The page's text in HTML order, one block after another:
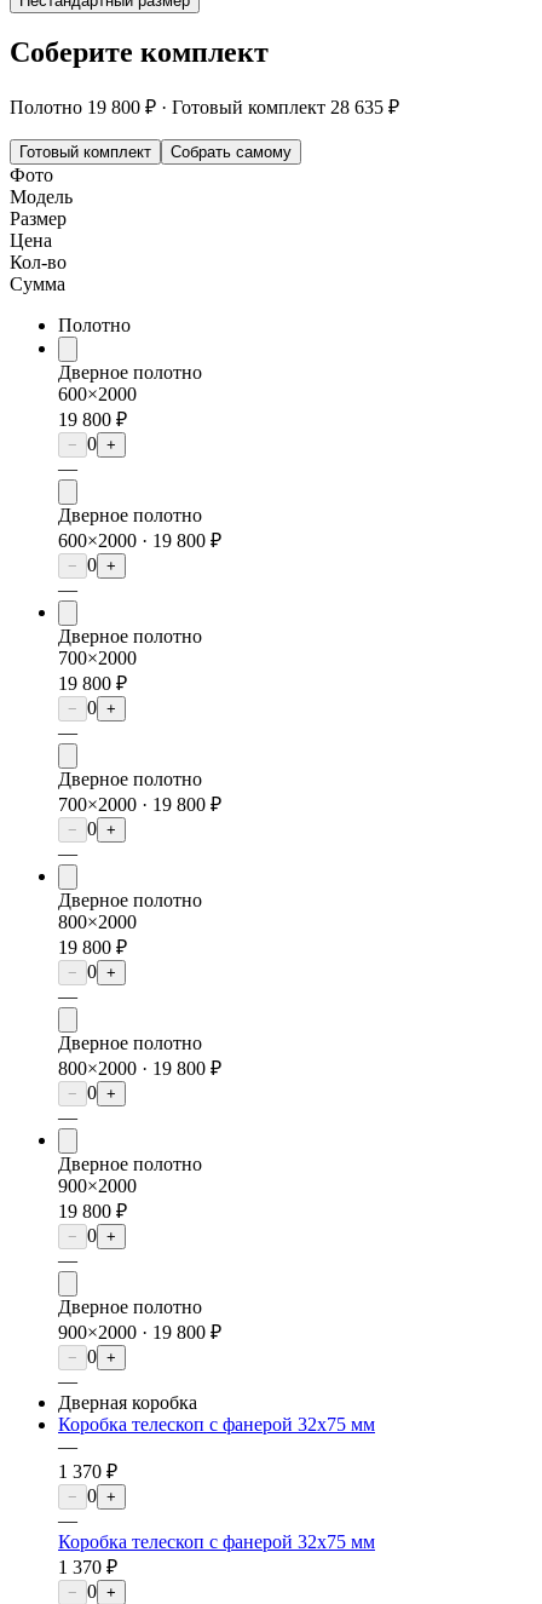
Соберите комплект
Полотно 19 800 ₽ · Готовый комплект 28 635 ₽
Готовый комплект Собрать самому
Фото
Модель
Размер
Цена
Кол-во
Сумма
Полотно
Дверное полотно
600×2000
19 800 ₽
− 0 +
—
Дверное полотно
600×2000 · 19 800 ₽
− 0 +
—
Дверное полотно
700×2000
19 800 ₽
− 0 +
—
Дверное полотно
700×2000 · 19 800 ₽
− 0 +
—
Дверное полотно
800×2000
19 800 ₽
− 0 +
—
Дверное полотно
800×2000 · 19 800 ₽
− 0 +
—
Дверное полотно
900×2000
19 800 ₽
− 0 +
—
Дверное полотно
900×2000 · 19 800 ₽
− 0 +
—
Дверная коробка
Коробка телескоп с фанерой 32х75 мм
—
1 370 ₽
− 0 +
—
Коробка телескоп с фанерой 32х75 мм
1 370 ₽
− 0 +